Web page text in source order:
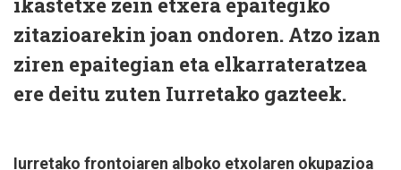
zitazioarekin joan ondoren. Atzo izan
ziren epaitegian eta elkarrateratzea
ere deitu zuten Iurretako gazteek.
Iurretako frontoiaren alboko etxolaren okupazioa